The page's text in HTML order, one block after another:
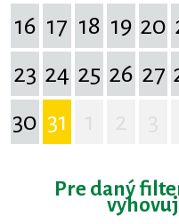
16 17 18 19 20
23 24 25 26 27
30 31
Pre daný